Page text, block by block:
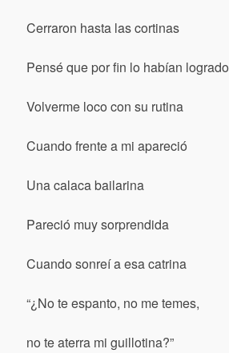
Cerraron hasta las cortinas
Pensé que por fin lo habían logrado
Volverme loco con su rutina
Cuando frente a mi apareció
Una calaca bailarina
Pareció muy sorprendida
Cuando sonreí a esa catrina
“¿No te espanto, no me temes,
no te aterra mi guillotina?”